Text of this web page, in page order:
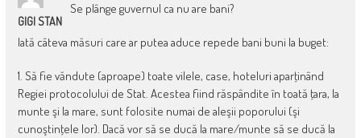
GIGI STAN
Se plânge guvernul ca nu are bani?
Iată câteva măsuri care ar putea aduce repede bani buni la buget:
1. Să fie văndute (aproape) toate vilele, case, hoteluri aparţinând
Regiei protocolului de Stat. Acestea fiind răspândite în toată ţara, la
munte şi la mare, sunt folosite numai de aleşii poporului (şi
cunoştinţele lor). Dacă vor să se ducă la mare/munte să se ducă la